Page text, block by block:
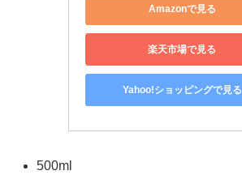
Amazonで見る
楽天市場で見る
Yahoo!ショッピングで見る
500ml